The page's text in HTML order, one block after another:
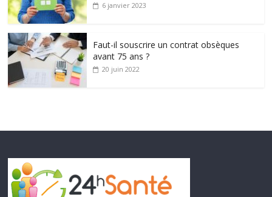
6 janvier 2023
Faut-il souscrire un contrat obsèques
avant 75 ans ?
20 juin 2022